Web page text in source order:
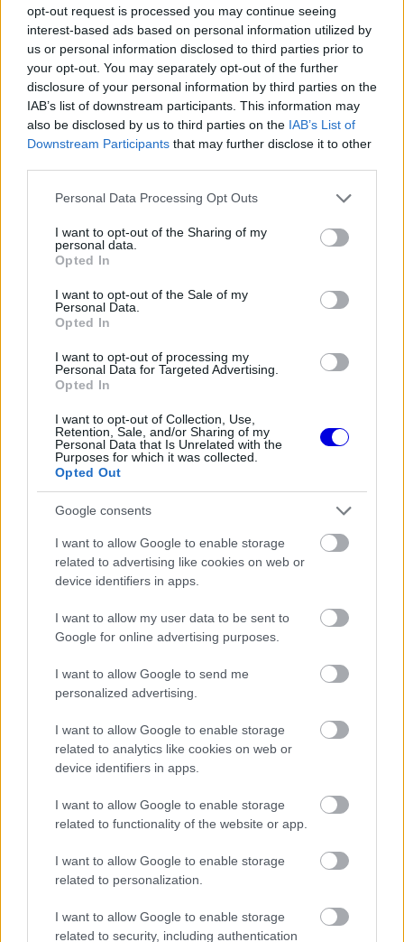
opt-out request is processed you may continue seeing
interest-based ads based on personal information utilized by
us or personal information disclosed to third parties prior to
your opt-out. You may separately opt-out of the further
disclosure of your personal information by third parties on the
IAB’s list of downstream participants. This information may
also be disclosed by us to third parties on the IAB’s List of
Downstream Participants that may further disclose it to other
Please note that this website/app uses one or more Google
not limited to your visit or usage behaviour. You may click to
grant or deny consent to Google and its third-party tags to
use your data for below specified purposes in below Google
consent section.
Personal Data Processing Opt Outs
I want to opt-out of the Sharing of my
personal data.
Opted In
I want to opt-out of the Sale of my
Personal Data.
Opted In
I want to opt-out of processing my
Personal Data for Targeted Advertising.
Opted In
I want to opt-out of Collection, Use,
Retention, Sale, and/or Sharing of my
Personal Data that Is Unrelated with the
Purposes for which it was collected.
Opted Out
Google consents
I want to allow Google to enable storage
related to advertising like cookies on web or
device identifiers in apps.
I want to allow my user data to be sent to
Google for online advertising purposes.
I want to allow Google to send me
personalized advertising.
I want to allow Google to enable storage
related to analytics like cookies on web or
device identifiers in apps.
I want to allow Google to enable storage
related to functionality of the website or app.
I want to allow Google to enable storage
related to personalization.
I want to allow Google to enable storage
related to security, including authentication
10:33
Köszönjük a figyelmet, az első szabadedzés élő
közvetítése ezzel véget ért, de a szokásos
összefoglalónkkal hamarosan jelentkezünk.
is
loading.
window.server or network failed or because the format is not
10:32
Az utolsó körben Antonelli a pattogásra, Charles Leclerc
pedig a lassú autóra és zéró tapadásra panaszkodik,
miközben a második helyen végzett.
10:30
Véget ért az első szabadedzés, amit Lando Norris nyert
meg Max Verstappen és Charles Leclerc előtt!
10:30